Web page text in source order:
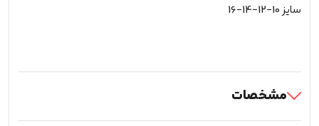
سایز 10-12-14-16
مشخصات